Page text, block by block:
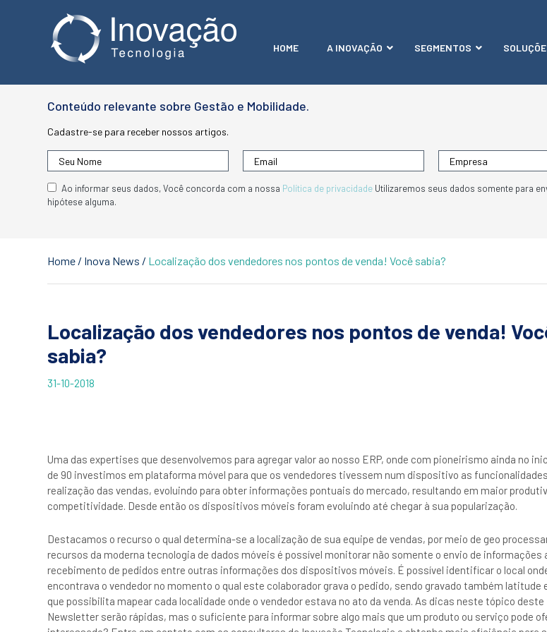
HOME A INOVAÇÃO SEGMENTOS
Conteúdo relevante sobre Gestão e Mobilidade.
Cadastre-se para receber nossos artigos.
Ao informar seus dados, Você concorda com a nossa Política de privacidade Utilizaremos seus dados somente para
hipótese alguma.
Home / Inova News / Localização dos vendedores nos pontos de venda! Você sabia?
Localização dos vendedores nos pontos de venda!
sabia?
31-10-2018
Uma das expertises que desenvolvemos para agregar valor ao nosso ERP, onde com pioneirismo ainda no
de 90 investimos em plataforma móvel para que os vendedores tivessem num dispositivo as
realização das vendas, evoluindo para obter informações pontuais do mercado, resultando em maior
competitividade. Desde então os dispositivos móveis foram evoluindo até chegar à sua popularização.
Destacamos o recurso o qual determina-se a localização de sua equipe de vendas, por meio de geo
recursos da moderna tecnologia de dados móveis é possível monitorar não somente o envio de informações
recebimento de pedidos entre outras informações dos dispositivos móveis. É possível identificar o local
encontrava o vendedor no momento o qual este colaborador grava o pedido, sendo gravado também latitude
que possibilita mapear cada localidade onde o vendedor estava no ato da venda. As dicas neste tópico deste
Newsletter serão rápidas, mas o suficiente para informar sobre algo mais que um produto ou serviço pode